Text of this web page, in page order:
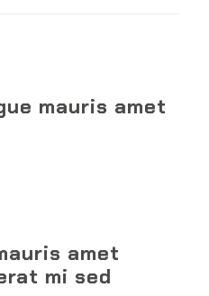
mauris amet
amet
mi sed